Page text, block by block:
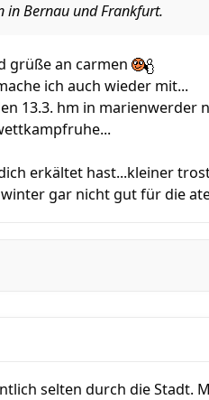
in Bernau und Frankfurt.
grüße an carmen
ich auch wieder mit...
13.3. hm in marienwerder
erkältet hast...kleiner
gar nicht gut für die
selten durch die Stadt.